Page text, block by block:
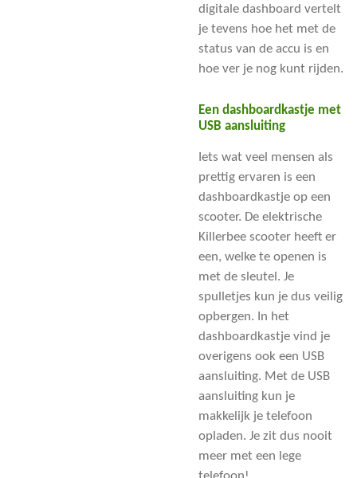
digitale dashboard vertelt
je tevens hoe het met de
status van de accu is en
hoe ver je nog kunt rijden.
Een dashboardkastje met
USB aansluiting
Iets wat veel mensen als
prettig ervaren is een
dashboardkastje op een
scooter. De elektrische
Killerbee scooter heeft er
een, welke te openen is
met de sleutel. Je
spulletjes kun je dus veilig
opbergen. In het
dashboardkastje vind je
overigens ook een USB
aansluiting. Met de USB
aansluiting kun je
makkelijk je telefoon
opladen. Je zit dus nooit
meer met een lege